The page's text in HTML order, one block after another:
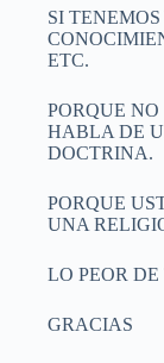
SI
ETC.
PORQUE
HABLA DE
DOCTRINA.
PORQUE
UNA
LO PEOR
GRACIAS